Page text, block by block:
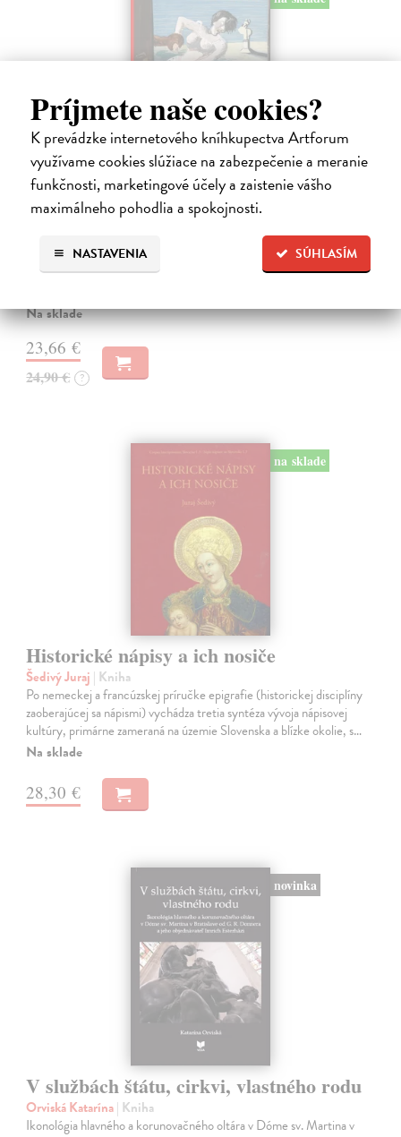
Príjmete naše cookies?
K prevádzke internetového kníhkupectva Artforum
využívame cookies slúžiace na zabezpečenie a meranie
funkčnosti, marketingové účely a zaistenie vášho
maximálneho pohodlia a spokojnosti.
SÚHLASÍM
NASTAVENIA
Studne mútne
Getting Peter| Kniha
Sú ikonickými postavami našej kultúry. Postavili im sochy a
pomenovali po nich ulice, majú svoje nespochybniteľné miesto v
lexikónoch literatúry aj učebniciach, slovenské moderné umenie sa
Na sklade
23,66 €
24,90 € ?
na sklade
Historické nápisy a ich nosiče
Šedivý Juraj | Kniha
Po nemeckej a francúzskej príručke epigrafie (historickej disciplíny
zaoberajúcej sa nápismi) vychádza tretia syntéza vývoja nápisovej
kultúry, primárne zameraná na územie Slovenska a blízke okolie, s…
Na sklade
28,30 €
novinka
V službách štátu, cirkvi, vlastného rodu
Orviská Katarína| Kniha
Ikonológia hlavného a korunovačného oltára v Dóme sv. Martina v